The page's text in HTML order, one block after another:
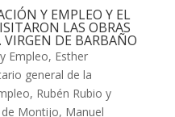
Y EMPLEO Y EL
LAS OBRAS
DE BARBAÑO
Empleo, Esther
general de la
Rubén Rubio y
Montijo, Manuel